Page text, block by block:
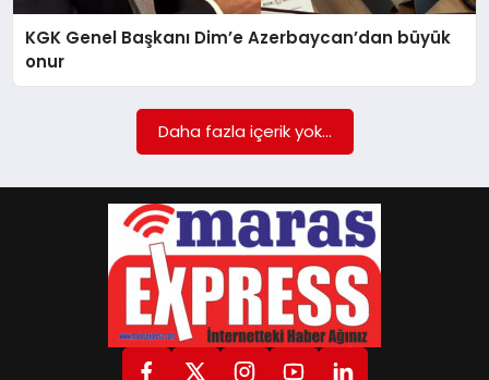
TÜRKOĞLU
KGK Genel Başkanı Dim’e Azerbaycan’dan büyük
onur
Daha fazla içerik yok...